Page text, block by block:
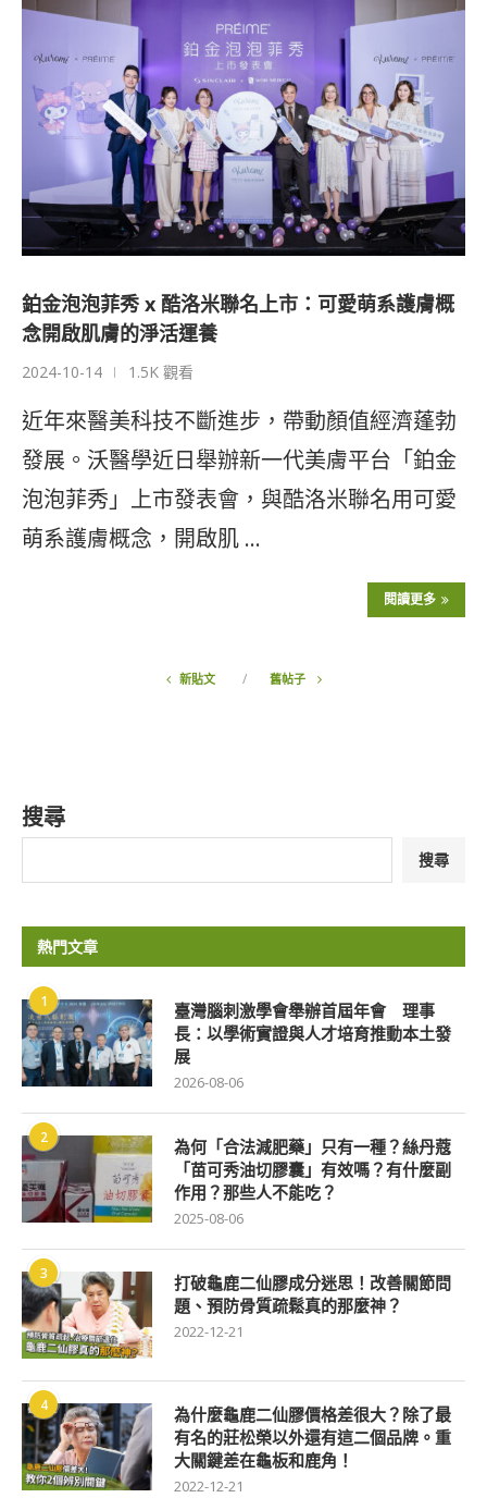
鉑金泡泡菲秀 x 酷洛米聯名上市：可愛萌系護膚概
念開啟肌膚的淨活運養
2024-10-14 1.5K 觀看
近年來醫美科技不斷進步，帶動顏值經濟蓬勃
發展。沃醫學近日舉辦新一代美膚平台「鉑金
泡泡菲秀」上市發表會，與酷洛米聯名用可愛
萌系護膚概念，開啟肌 …
閱讀更多
新貼文 舊帖子
搜尋
搜尋
熱門文章
1
臺灣腦刺激學會舉辦首屆年會 理事
長：以學術實證與人才培育推動本土發
展
2026-08-06
2
為何「合法減肥藥」只有一種？絲丹蔻
「苗可秀油切膠囊」有效嗎？有什麼副
作用？那些人不能吃？
2025-08-06
3
打破龜鹿二仙膠成分迷思！改善關節問
題、預防骨質疏鬆真的那麼神？
2022-12-21
4
為什麼龜鹿二仙膠價格差很大？除了最
有名的莊松榮以外還有這二個品牌。重
大關鍵差在龜板和鹿角！
2022-12-21